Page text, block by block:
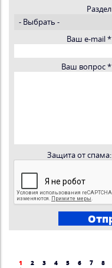
Раздел
Ваш e-mail*
Ваш вопрос*
Защита от спама:
1 2 3 4 5 6 7 8